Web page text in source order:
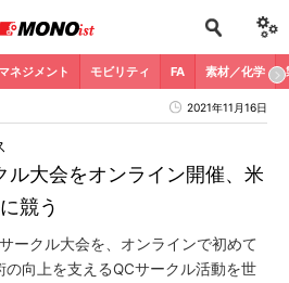
ネジメント モビリティ FA 素材／化学
2021年11月16日
ル大会をオンライン開催、米
競う
ークル大会を、オンラインで初めて
向上を支えるQCサークル活動を世